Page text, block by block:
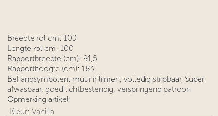
Breedte rol cm: 100
Lengte rol cm: 100
Rapportbreedte (cm): 91,5
Rapporthoogte (cm): 183
Behangsymbolen: muur inlijmen, volledig stripbaar, Super
afwasbaar, goed lichtbestendig, verspringend patroon
Opmerking artikel:
Kleur: Vanilla